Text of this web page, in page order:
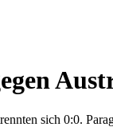
sich 0:0.